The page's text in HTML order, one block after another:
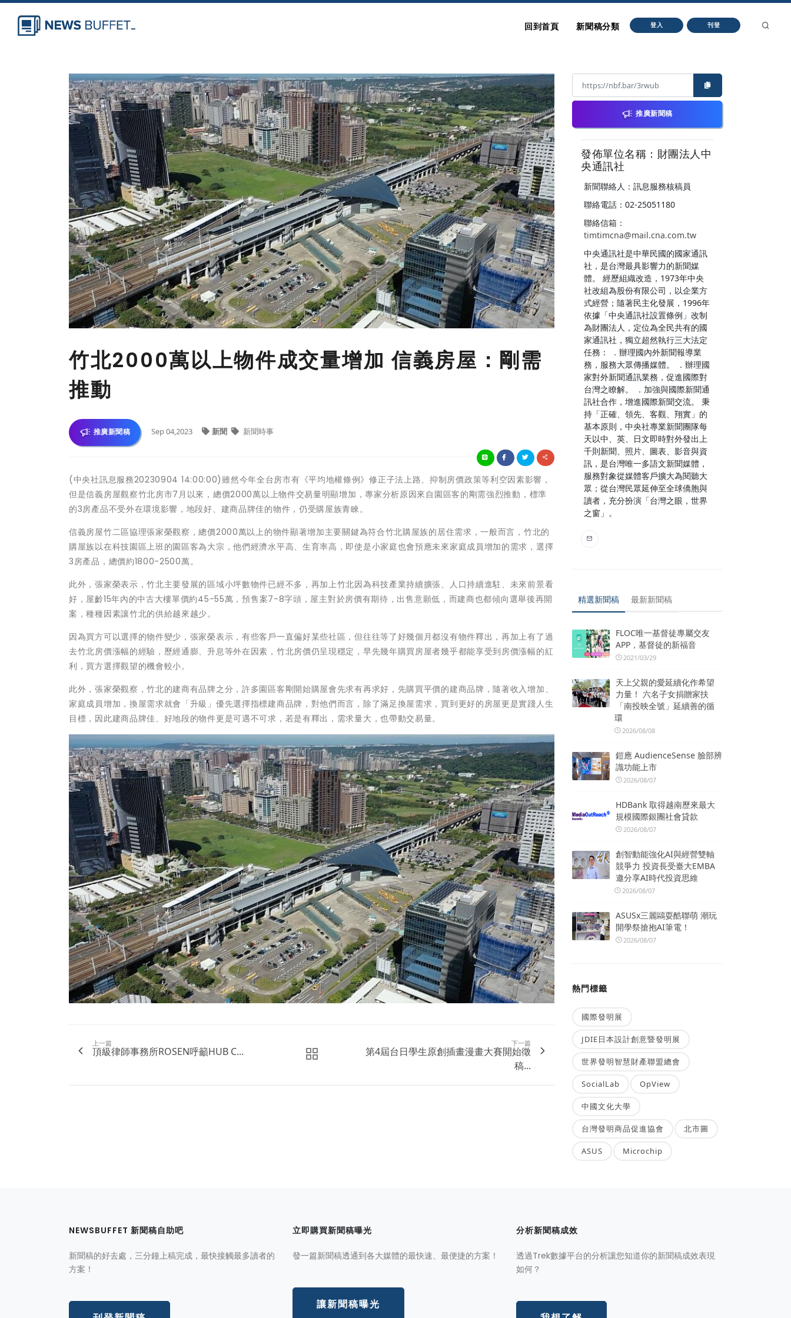
回到首頁 新聞稿分類 登入 刊登
竹北2000萬以上物件成交量增加 信義房屋：剛需
推動
推廣新聞稿 Sep 04,2023 新聞 新聞時事
(中央社訊息服務20230904 14:00:00)雖然今年全台房市有《平均地權條例》修正子法上路、抑制房價政策等利空因素影響，
但是信義房屋觀察竹北房市7月以來，總價2000萬以上物件交易量明顯增加，專家分析原因來自園區客的剛需強烈推動，標準
的3房產品不受外在環境影響，地段好、建商品牌佳的物件，仍受購屋族青睞。
信義房屋竹二區協理張家榮觀察，總價2000萬以上的物件顯著增加主要關鍵為符合竹北購屋族的居住需求，一般而言，竹北的
購屋族以在科技園區上班的園區客為大宗，他們經濟水平高、生育率高，即使是小家庭也會預應未來家庭成員增加的需求，選擇
3房產品，總價約1800-2500萬。
此外，張家榮表示，竹北主要發展的區域小坪數物件已經不多，再加上竹北因為科技產業持續擴張、人口持續進駐、未來前景看
好，屋齡15年內的中古大樓單價約45-55萬，預售案7-8字頭，屋主對於房價有期待，出售意願低，而建商也都傾向選舉後再開
案，種種因素讓竹北的供給越來越少。
因為買方可以選擇的物件變少，張家榮表示，有些客戶一直偏好某些社區，但往往等了好幾個月都沒有物件釋出，再加上有了過
去竹北房價漲幅的經驗，歷經通膨、升息等外在因素，竹北房價仍呈現穩定，早先幾年購買房屋者幾乎都能享受到房價漲幅的紅
利，買方選擇觀望的機會較小。
此外，張家榮觀察，竹北的建商有品牌之分，許多園區客剛開始購屋會先求有再求好，先購買平價的建商品牌，隨著收入增加、
家庭成員增加，換屋需求就會「升級」優先選擇指標建商品牌，對他們而言，除了滿足換屋需求，買到更好的房屋更是實踐人生
目標，因此建商品牌佳、好地段的物件更是可遇不可求，若是有釋出，需求量大，也帶動交易量。
上一篇
頂級律師事務所ROSEN呼籲HUB C...
下一篇
第4屆台日學生原創插畫漫畫大賽開始徵
稿...
推廣新聞稿
發佈單位名稱：財團法人中
央通訊社
新聞聯絡人：訊息服務核稿員
聯絡電話：02-25051180
聯絡信箱：
timtimcna@mail.cna.com.tw
中央通訊社是中華民國的國家通訊
社，是台灣最具影響力的新聞媒
體。 經歷組織改造，1973年中央
社改組為股份有限公司，以企業方
式經營；隨著民主化發展，1996年
依據「中央通訊社設置條例」改制
為財團法人，定位為全民共有的國
家通訊社，獨立超然執行三大法定
任務： ．辦理國內外新聞報導業
務，服務大眾傳播媒體。 ．辦理國
家對外新聞通訊業務，促進國際對
台灣之瞭解。 ．加強與國際新聞通
訊社合作，增進國際新聞交流。 秉
持「正確、領先、客觀、翔實」的
基本原則，中央社專業新聞團隊每
天以中、英、日文即時對外發出上
千則新聞、照片、圖表、影音與資
訊，是台灣唯一多語文新聞媒體，
服務對象從媒體客戶擴大為閱聽大
眾；從台灣民眾延伸至全球僑胞與
讀者，充分扮演「台灣之眼，世界
之窗」。
精選新聞稿 最新新聞稿
FLOC唯一基督徒專屬交友
APP，基督徒的新福音
2021/03/29
天上父親的愛延續化作希望
力量！ 六名子女捐贈家扶
「南投映全號」延續善的循
環
2026/08/08
鎧應 AudienceSense 臉部辨
識功能上市
2026/08/07
HDBank 取得越南歷來最大
規模國際銀團社會貸款
2026/08/07
創智動能強化AI與經營雙軸
競爭力 投資長受臺大EMBA
邀分享AI時代投資思維
2026/08/07
ASUSx三麗鷗耍酷聯萌 潮玩
開學祭搶抱AI筆電！
2026/08/07
熱門標籤
國際發明展
JDIE日本設計創意暨發明展
世界發明智慧財產聯盟總會
SocialLab OpView
中國文化大學
台灣發明商品促進協會 北市圖
ASUS Microchip
NEWSBUFFET 新聞稿自助吧
新聞稿的好去處，三分鐘上稿完成，最快接觸最多讀者的
方案！
立即購買新聞稿曝光
發一篇新聞稿透通到各大媒體的最快速、最便捷的方案！
讓新聞稿曝光
分析新聞稿成效
透過Trek數據平台的分析讓您知道你的新聞稿成效表現
如何？